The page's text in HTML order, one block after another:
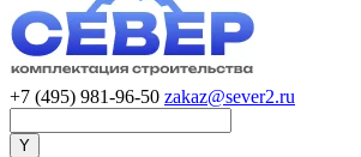
+7 (495) 981-96-50 zakaz@sever2.ru